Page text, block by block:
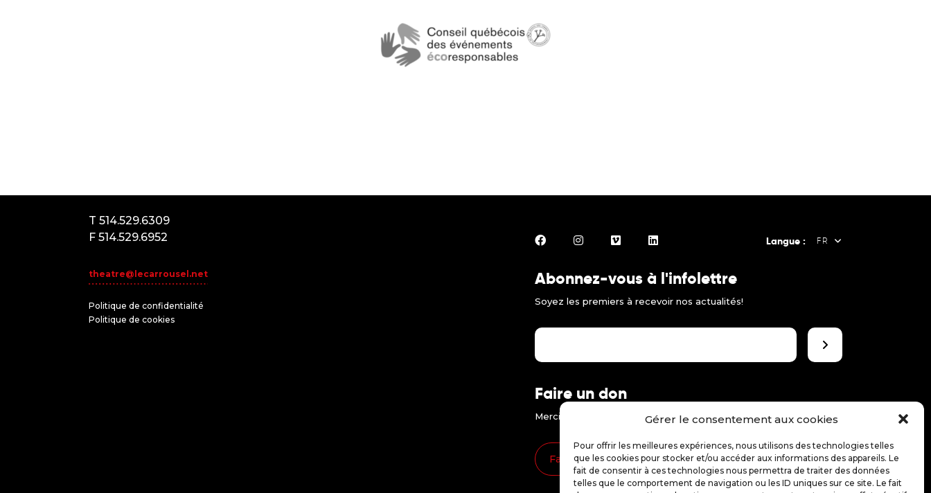
Gérer le consentement aux cookies
Pour offrir les meilleures expériences, nous utilisons des technologies telles
que les cookies pour stocker et/ou accéder aux informations des appareils. Le
fait de consentir à ces technologies nous permettra de traiter des données
telles que le comportement de navigation ou les ID uniques sur ce site. Le fait
T 514.529.6309
F 514.529.6952
theatre@lecarrousel.net
Politique de confidentialité
Politique de cookies
Langue : FR
ES
Abonnez-vous à l'infolettre
Soyez les premiers à recevoir nos actualités!
Faire un don
Merci d'encourager le théâtre jeune public!
Faire un don